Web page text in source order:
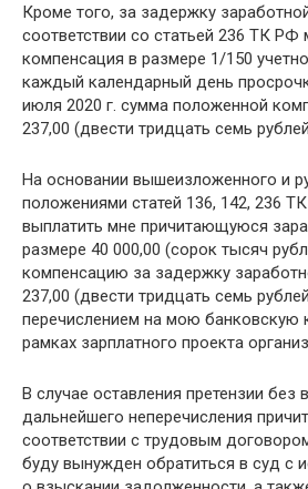
Кроме того, за задержку
соответствии со статьей 236 ТК РФ
компенсация в размере 1/150
каждый календарный день
июля 2020 г. сумма положенной
237,00 (двести тридцать семь
На основании вышеизложенного и
положениями статей 136, 142, 236
выплатить мне причитающуюся
размере 40 000,00 (сорок тысяч
компенсацию за задержку
237,00 (двести тридцать семь
перечислением на мою банковскую
рамках зарплатного проекта
В случае оставления претензии без
дальнейшего неперечисления
соответствии с трудовым
буду вынужден обратиться в суд с